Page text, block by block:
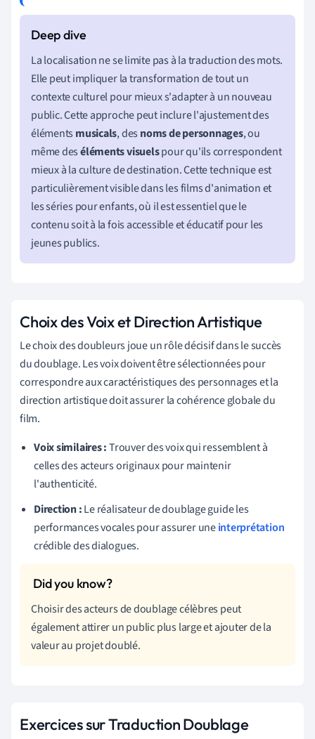
La localisation ne se limite pas à la traduction des mots.
Elle peut impliquer la transformation de tout un
contexte culturel pour mieux s'adapter à un nouveau
public. Cette approche peut inclure l'ajustement des
éléments musicals, des noms de personnages, ou
même deséléments visuelspour qu'ils correspondent
mieux à la culture de destination. Cette technique est
particulièrement visible dans les films d'animation et
les séries pour enfants, où il est essentiel que le
contenu soit à la fois accessible et éducatif pour les
jeunes publics.
Choix des Voix et Direction Artistique
Le choix des doubleurs joue un rôle décisif dans le succès
du doublage. Les voix doivent être sélectionnées pour
correspondre aux caractéristiques des personnages et la
direction artistique doit assurer la cohérence globale du
film.
Voix similaires :Trouver des voix qui ressemblent à
celles des acteurs originaux pour maintenir
l'authenticité.
Direction :Le réalisateur de doublage guide les
performances vocales pour assurer uneinterprétation
crédible des dialogues.
Choisir des acteurs de doublage célèbres peut
également attirer un public plus large et ajouter de la
valeur au projet doublé.
Exercices sur Traduction Doublage